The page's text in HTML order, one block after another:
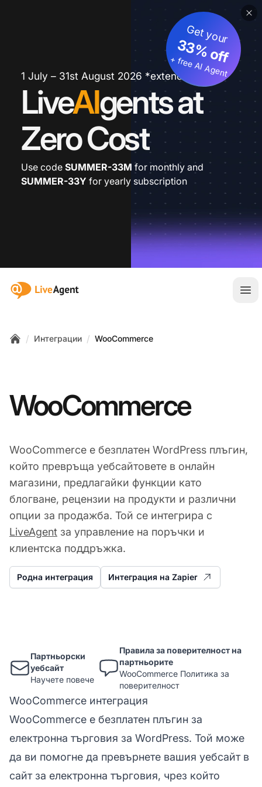
1 July – 31st August 2026 *extended
LiveAIgents at
Zero Cost
Get your
33% off
+ free AI Agent
Use code SUMMER-33M for monthly and
SUMMER-33Y for yearly subscription
:site.title
/ Интеграции / WooCommerce
WooCommerce
WooCommerce е безплатен WordPress плъгин,
който превръща уебсайтовете в онлайн
магазини, предлагайки функции като
блогване, рецензии на продукти и различни
опции за продажба. Той се интегрира с
LiveAgent за управление на поръчки и
клиентска поддръжка.
Родна интеграция Интеграция на Zapier
Партньорски
уебсайт
Научете повече
Правила за поверителност на
партньорите
WooCommerce Политика за
поверителност
WooCommerce интеграция
WooCommerce е безплатен плъгин за
електронна търговия за WordPress. Той може
да ви помогне да превърнете вашия уебсайт в
сайт за електронна търговия, чрез който